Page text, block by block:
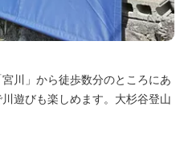
川」から徒歩数分のところにあ
遊びも楽しめます。大杉谷登山